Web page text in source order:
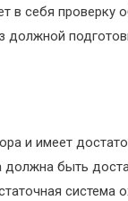
в себя проверку
и имеет
должна быть
система